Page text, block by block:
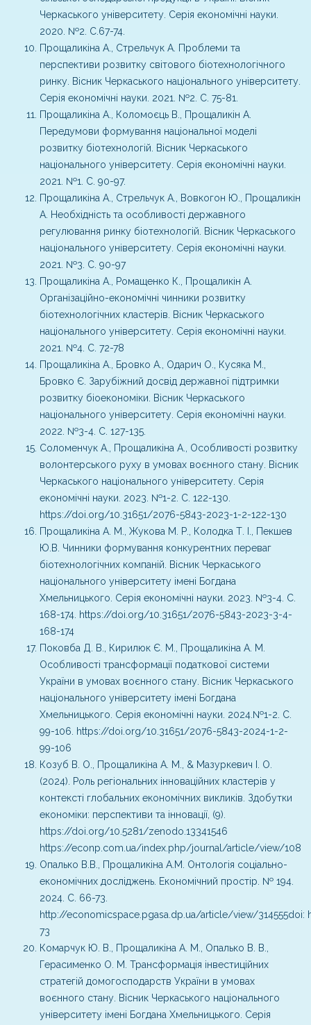
Черкаського університету. Серія економічні науки.
2020. №2. С.67-74.
Прощаликіна А., Стрельчук А. Проблеми та
перспективи розвитку світового біотехнологічного
ринку. Вісник Черкаського національного університету.
Серія економічні науки. 2021. №2. С. 75-81.
Прощаликіна А., Коломоєць В., Прощаликін А.
Передумови формування національної моделі
розвитку біотехнологій. Вісник Черкаського
національного університету. Серія економічні науки.
2021. №1. С. 90-97.
Прощаликіна А., Стрельчук А., Вовкогон Ю., Прощаликін
А. Необхідність та особливості державного
регулювання ринку біотехнологій. Вісник Черкаського
національного університету. Серія економічні науки.
2021. №3. С. 90-97
Прощаликіна А., Ромащенко К., Прощаликін А.
Організаційно-економічні чинники розвитку
біотехнологічних кластерів. Вісник Черкаського
національного університету. Серія економічні науки.
2021. №4. С. 72-78
Прощаликіна А., Бровко А., Одарич О., Кусяка М.,
Бровко Є. Зарубіжний досвід державної підтримки
розвитку біоекономіки. Вісник Черкаського
національного університету. Серія економічні науки.
2022. №3-4. С. 127-135.
Соломенчук А., Прощаликіна А., Особливості розвитку
волонтерського руху в умовах воєнного стану. Вісник
Черкаського національного університету. Серія
економічні науки. 2023. №1-2. С. 122-130.
https://doi.org/10.31651/2076-5843-2023-1-2-122-130
Прощаликіна А. М., Жукова М. Р., Колодка Т. І., Пекшев
Ю.В. Чинники формування конкурентних переваг
біотехнологічних компаній. Вісник Черкаського
національного університету імені Богдана
Хмельницького. Серія економічні науки. 2023. №3-4. C.
168-174. https://doi.org/10.31651/2076-5843-2023-3-4-
168-174
Поковба Д. В., Кирилюк Є. М., Прощаликіна А. М.
Особливості трансформації податкової системи
України в умовах воєнного стану. Вісник Черкаського
національного університету імені Богдана
Хмельницького. Серія економічні науки. 2024.№1-2. С.
99-106. https://doi.org/10.31651/2076-5843-2024-1-2-
99-106
Козуб В. О., Прощаликіна А. М., & Мазуркевич І. О.
(2024). Роль регіональних інноваційних кластерів у
контексті глобальних економічних викликів. Здобутки
економіки: перспективи та інновації, (9).
https://doi.org/10.5281/zenodo.13341546
https://econp.com.ua/index.php/journal/article/view/108
Опалько В.В., Прощаликіна А.М. Онтологія соціально-
економічних досліджень. Економічний простір. № 194.
2024. С. 66-73.
http://economicspace.pgasa.dp.ua/article/view/
73
Комарчук Ю. В., Прощаликіна А. М., Опалько В. В.,
Герасименко О. М. Трансформація інвестиційних
стратегій домогосподарств України в умовах
воєнного стану. Вісник Черкаського національного
університету імені Богдана Хмельницького. Серія